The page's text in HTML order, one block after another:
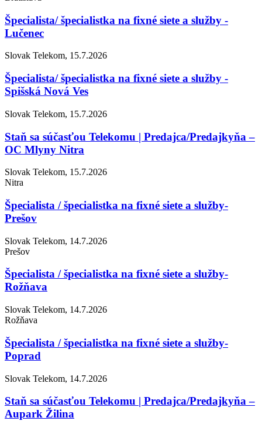
Špecialista/ špecialistka na fixné siete a služby -
Lučenec
Slovak Telekom, 15.7.2026
Špecialista/ špecialistka na fixné siete a služby -
Spišská Nová Ves
Slovak Telekom, 15.7.2026
Staň sa súčasťou Telekomu | Predajca/Predajkyňa –
OC Mlyny Nitra
Slovak Telekom, 15.7.2026
Nitra
Špecialista / špecialistka na fixné siete a služby-
Prešov
Slovak Telekom, 14.7.2026
Prešov
Špecialista / špecialistka na fixné siete a služby-
Rožňava
Slovak Telekom, 14.7.2026
Rožňava
Špecialista / špecialistka na fixné siete a služby-
Poprad
Slovak Telekom, 14.7.2026
Staň sa súčasťou Telekomu | Predajca/Predajkyňa –
Aupark Žilina